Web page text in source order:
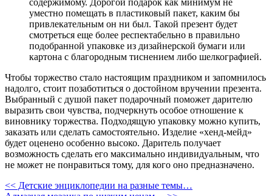
уместно помещать в пластиковый пакет, каким бы
привлекательным он ни был. Такой презент будет
смотреться еще более респектабельно в правильно
подобранной упаковке из дизайнерской бумаги или
картона с благородным тиснением либо шелкографией.
Чтобы торжество стало настоящим праздником и запомнилось
надолго, стоит позаботиться о достойном вручении презента.
Выбранный с душой пакет подарочный поможет дарителю
выразить свои чувства, подчеркнуть особое отношение к
виновнику торжества. Подходящую упаковку можно купить,
заказать или сделать самостоятельно. Изделие «хенд-мейд»
будет оценено особенно высоко. Даритель получает
возможность сделать его максимально индивидуальным, что
не может не понравиться тому, для кого оно предназначено.
<< Детские энциклопедии на разные темы…